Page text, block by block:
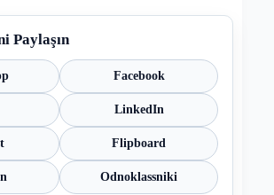
Paylaşın
Facebook
LinkedIn
Flipboard
Odnoklassniki